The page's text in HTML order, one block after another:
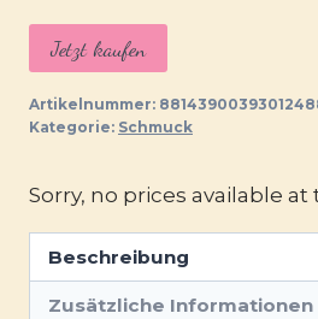
Jetzt kaufen
Artikelnummer:
Kategorie: Schmuck
Sorry, no prices available at
Beschreibung
Zusätzliche Informationen